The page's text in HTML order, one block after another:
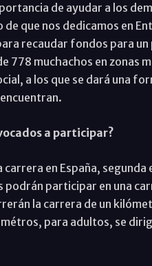
de ayudar a los
de que nos dedicamos en
recaudar fondos para
778 muchachos en zonas
a los que se dará una
a participar?
carrera en España,
podrán participar en una
la carrera de un
para adultos, se